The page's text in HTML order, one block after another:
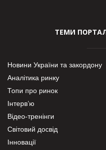
ТЕМИ
Новини України та закордону
Аналітика ринку
Топи про ринок
Інтерв’ю
Відео-тренінги
Світовий досвід
Інновації